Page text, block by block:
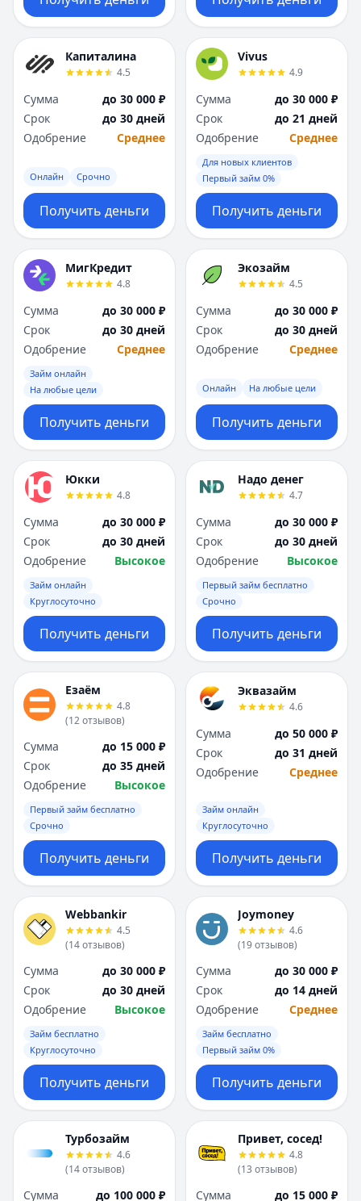
Капиталина
4.5
Сумма
до 30 000 ₽
Срок
до 30 дней
Одобрение
Среднее
Онлайн Срочно
Получить деньги
Vivus
4.9
Сумма
до 30 000 ₽
Срок
до 21 дней
Одобрение
Среднее
Для новых клиентов
Первый займ 0%
Получить деньги
МигКредит
4.8
Сумма
до 30 000 ₽
Срок
до 30 дней
Одобрение
Среднее
Займ онлайн
На любые цели
Получить деньги
Экозайм
4.5
Сумма
до 30 000 ₽
Срок
до 30 дней
Одобрение
Среднее
Онлайн На любые цели
Получить деньги
Юкки
4.8
Сумма
до 30 000 ₽
Срок
до 30 дней
Одобрение
Высокое
Займ онлайн
Круглосуточно
Получить деньги
Надо денег
4.7
Сумма
до 30 000 ₽
Срок
до 30 дней
Одобрение
Высокое
Первый займ бесплатно
Срочно
Получить деньги
Езаём
4.8
(12отзывов)
Сумма
до 15 000 ₽
Срок
до 35 дней
Одобрение
Высокое
Первый займ бесплатно
Срочно
Получить деньги
Эквазайм
4.6
Сумма
до 50 000 ₽
Срок
до 31 дней
Одобрение
Среднее
Займ онлайн
Круглосуточно
Получить деньги
Webbankir
4.5
(14отзывов)
Сумма
до 30 000 ₽
Срок
до 30 дней
Одобрение
Высокое
Займ бесплатно
Круглосуточно
Получить деньги
Joymoney
4.6
(19отзывов)
Сумма
до 30 000 ₽
Срок
до 14 дней
Одобрение
Среднее
Займ бесплатно
Первый займ 0%
Получить деньги
Турбозайм
4.6
(14отзывов)
Сумма до 100 000 ₽
Привет, сосед!
4.8
(13 отзывов)
Сумма до 15 000 ₽